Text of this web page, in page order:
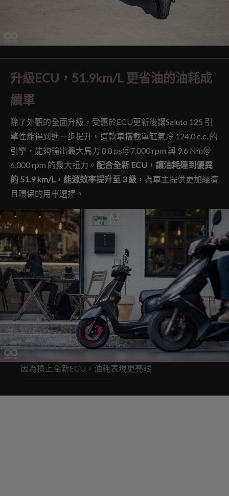
升級ECU，51.9km/L 更省油的油耗成
績單
除了外觀的全面升級，受惠於ECU更新後讓Saluto 125 引
擎性能得到進一步提升。這款車搭載單缸氣冷 124.0 c.c. 的
引擎，能夠輸出最大馬力 8.8 ps＠7,000 rpm 與 9.6 Nm＠
6,000 rpm 的最大扭力。 配合全新 ECU，讓油耗達到優異
的 51.9 km/L，能源效率提升至 3 級 ，為車主提供更加經濟
且環保的用車選擇。
因為換上全新ECU，油耗表現更亮眼